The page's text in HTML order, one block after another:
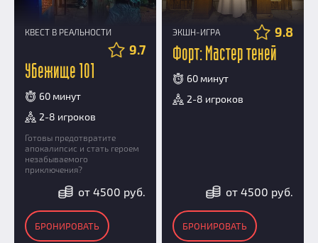
КВЕСТ В РЕАЛЬНОСТИ
9.7
Убежище 101
60 минут
2-8 игроков
Готовы предотвратите
апокалипсис и стать героем
незабываемого
приключения?
от 4500 руб.
БРОНИРОВАТЬ
ЭКШН-ИГРА 9.8
Форт: Мастер теней
60 минут
2-8 игроков
от 4500 руб.
БРОНИРОВАТЬ